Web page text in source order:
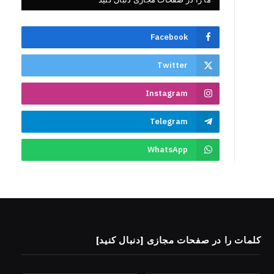
Facebook
Twitter
Instagram
Telegram
WhatsApp
کلمات را در صفحات مجازی [دنبال کنید]